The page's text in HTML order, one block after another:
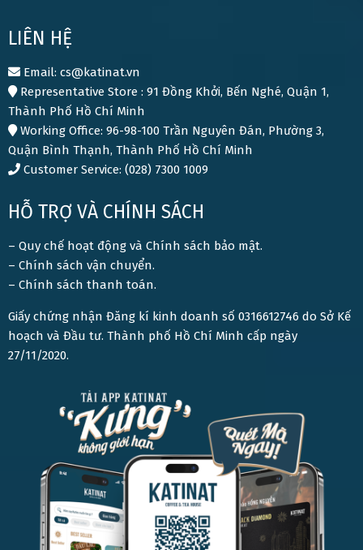
LIÊN HỆ
Email: cs@katinat.vn
Representative Store : 91 Đồng Khởi, Bến Nghé, Quận 1,
Thành Phố Hồ Chí Minh
Working Office: 96-98-100 Trần Nguyên Đán, Phường 3,
Quận Bình Thạnh, Thành Phố Hồ Chí Minh
Customer Service: (028) 7300 1009
HỖ TRỢ VÀ CHÍNH SÁCH
– Quy chế hoạt động và Chính sách bảo mật.
– Chính sách vận chuyển.
– Chính sách thanh toán.
Giấy chứng nhận Đăng kí kinh doanh số 0316612746 do Sở Kế
hoạch và Đầu tư. Thành phố Hồ Chí Minh cấp ngày
27/11/2020.